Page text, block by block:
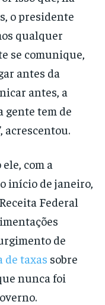
o presidente
qualquer
se comunique,
antes da
antes, a
gente tem de
acrescentou.
com a
início de janeiro,
Federal
de
de taxas sobre
nunca foi